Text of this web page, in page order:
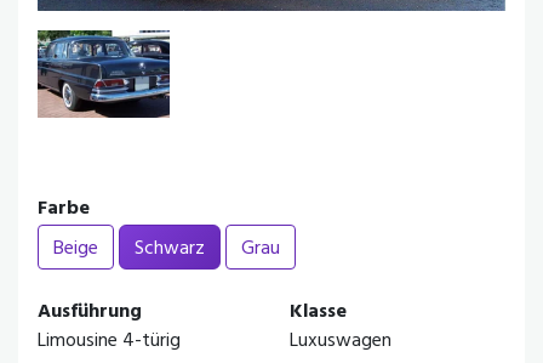
Farbe
Beige
Schwarz
Grau
Ausführung
Limousine 4-türig
Klasse
Luxuswagen